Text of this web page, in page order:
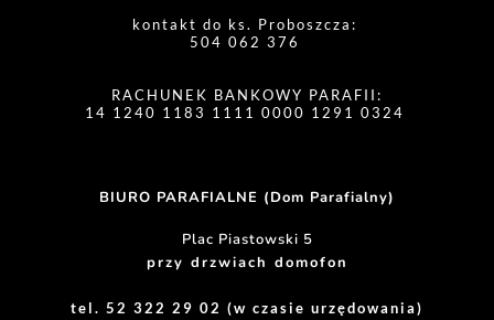
kontakt do ks. Proboszcza:
504 062 376
RACHUNEK BANKOWY PARAFII:
14 1240 1183 1111 0000 1291 0324
BIURO PARAFIALNE (Dom Parafialny)
Plac Piastowski 5
przy drzwiach domofon
tel. 52 322 29 02 (w czasie urzędowania)